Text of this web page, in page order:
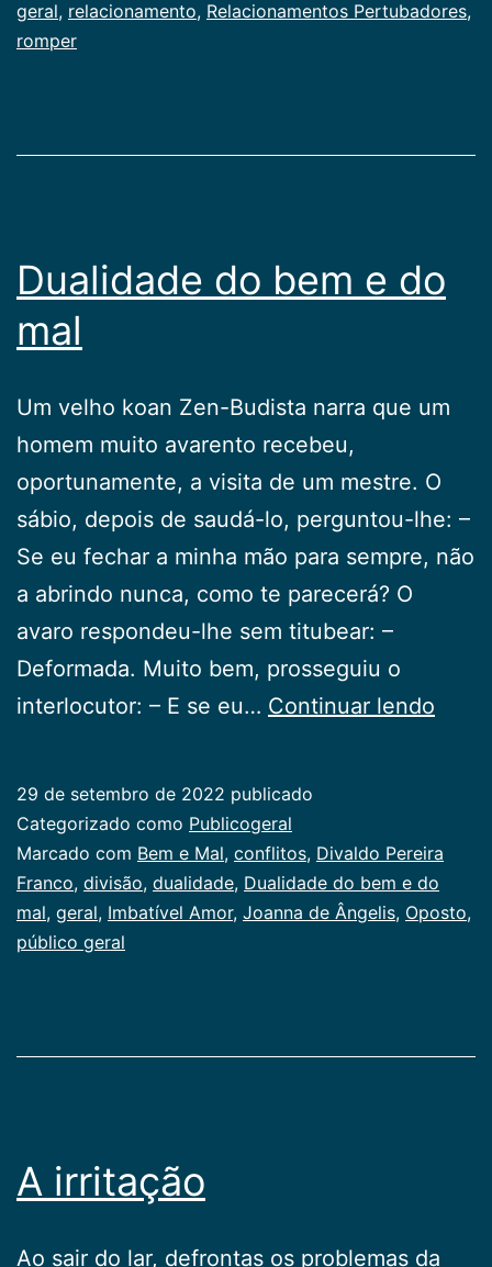
geral, relacionamento, Relacionamentos Pertubadores,
romper
Dualidade do bem e do
mal
Um velho koan Zen-Budista narra que um
homem muito avarento recebeu,
oportunamente, a visita de um mestre. O
sábio, depois de saudá-lo, perguntou-lhe: –
Se eu fechar a minha mão para sempre, não
a abrindo nun­ca, como te parecerá? O
avaro respondeu-lhe sem titubear: –
Deforma­da. Muito bem, prosseguiu o
interlocutor: – E se eu… Continuar lendo
do
mal
29 de setembro de 2022 publicado
Categorizado como Publicogeral
Marcado com Bem e Mal, conflitos, Divaldo Pereira
Franco, divisão, dualidade, Dualidade do bem e do
mal, geral, Imbatível Amor, Joanna de Ângelis, Oposto,
público geral
A irritação
Ao sair do lar, defrontas os problemas da